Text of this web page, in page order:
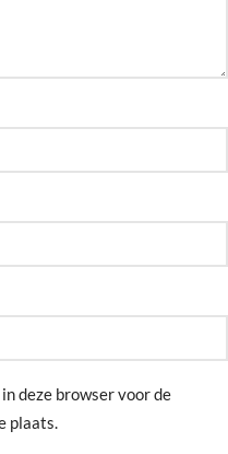
deze browser voor de
plaats.